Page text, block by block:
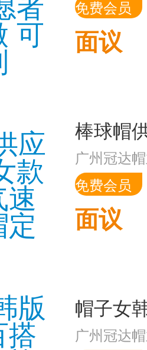
免费会员
面议
广州冠达
免费会员
面议
广州冠达